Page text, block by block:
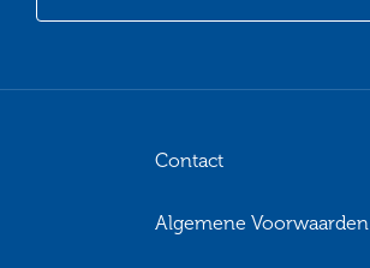
Contact
Algemene Voorwaarden